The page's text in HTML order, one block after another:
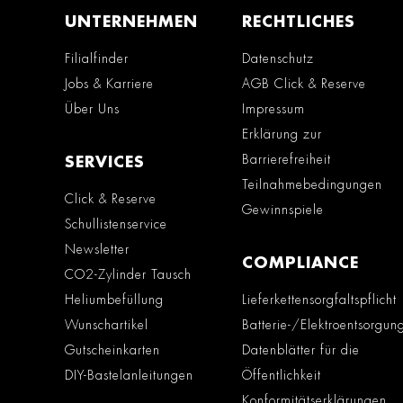
UNTERNEHMEN
Filialfinder
Jobs & Karriere
Über Uns
SERVICES
Click & Reserve
Schullistenservice
Newsletter
CO2-Zylinder Tausch
Heliumbefüllung
Wunschartikel
Gutscheinkarten
DIY-Bastelanleitungen
RECHTLICHES
Datenschutz
AGB Click & Reserve
Impressum
Erklärung zur
Barrierefreiheit
Teilnahmebedingungen
Gewinnspiele
COMPLIANCE
Lieferkettensorgfaltspflicht
Batterie-/Elektroentsorgung
Datenblätter für die
Öffentlichkeit
Konformitätserklärungen